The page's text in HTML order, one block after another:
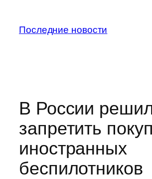
содержимому
Последние новости
В России
запретить
иностранных
беспилотников